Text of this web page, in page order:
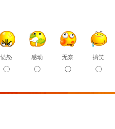
愤怒 感动 无奈 搞笑